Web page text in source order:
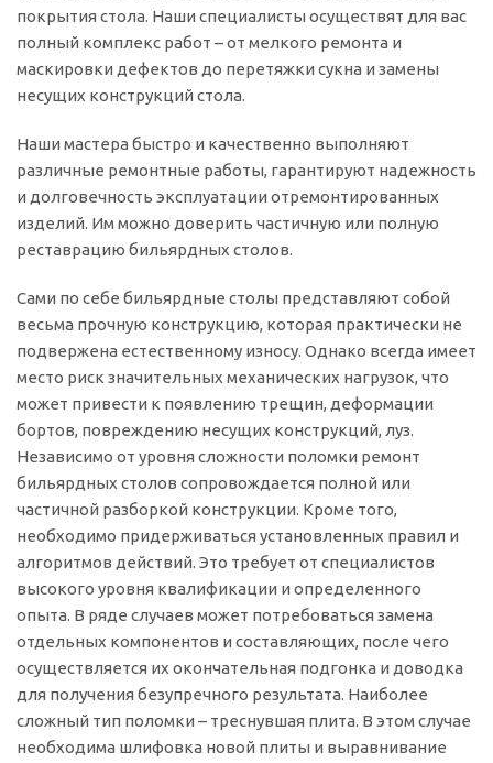
покрытия стола. Наши специалисты осуществят для вас
полный комплекс работ – от мелкого ремонта и
маскировки дефектов до перетяжки сукна и замены
несущих конструкций стола.
Наши мастера быстро и качественно выполняют
различные ремонтные работы, гарантируют надежность
и долговечность эксплуатации отремонтированных
изделий. Им можно доверить частичную или полную
реставрацию бильярдных столов.
Сами по себе бильярдные столы представляют собой
весьма прочную конструкцию, которая практически не
подвержена естественному износу. Однако всегда имеет
место риск значительных механических нагрузок, что
может привести к появлению трещин, деформации
бортов, повреждению несущих конструкций, луз.
Независимо от уровня сложности поломки ремонт
бильярдных столов сопровождается полной или
частичной разборкой конструкции. Кроме того,
необходимо придерживаться установленных правил и
алгоритмов действий. Это требует от специалистов
высокого уровня квалификации и определенного
опыта. В ряде случаев может потребоваться замена
отдельных компонентов и составляющих, после чего
осуществляется их окончательная подгонка и доводка
для получения безупречного результата. Наиболее
сложный тип поломки – треснувшая плита. В этом случае
необходима шлифовка новой плиты и выравнивание